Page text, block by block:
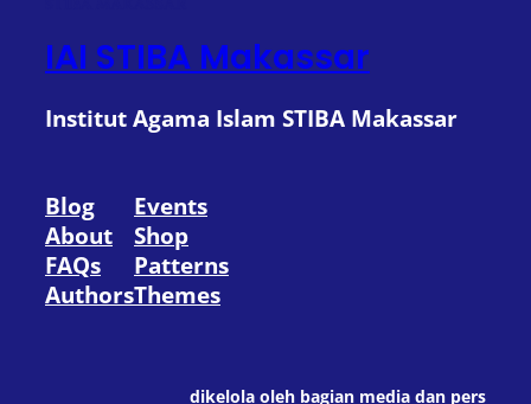
IAI STIBA Makassar
Institut Agama Islam STIBA Makassar
Blog
About
FAQs
Authors
Events
Shop
Patterns
Themes
dikelola oleh bagian media dan pers